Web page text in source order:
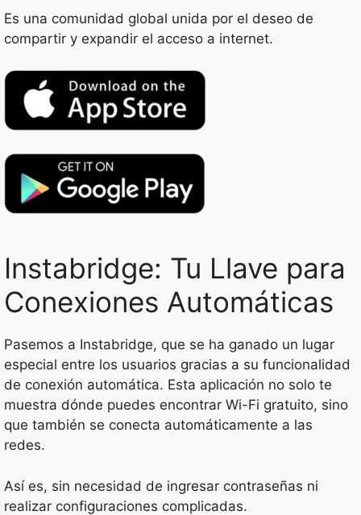
Es una comunidad global unida por el deseo de
compartir y expandir el acceso a internet.
Instabridge: Tu Llave para
Conexiones Automáticas
Pasemos a Instabridge, que se ha ganado un lugar
especial entre los usuarios gracias a su funcionalidad
de conexión automática. Esta aplicación no solo te
muestra dónde puedes encontrar Wi-Fi gratuito, sino
que también se conecta automáticamente a las
redes.
Así es, sin necesidad de ingresar contraseñas ni
realizar configuraciones complicadas.